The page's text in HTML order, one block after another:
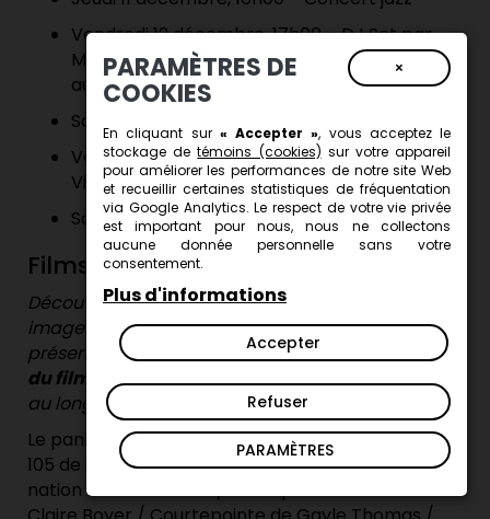
Vendredi 12 décembre, 17h00 – DJ Set par
Mercedes Morin, artisane et DJ, à découvrir
au kiosque #321
Samedi 13 décembre, 14h00 – Concert jazz
Vendredi 19 décembre, 17h00 – DJ Set par
Vinny Bombay
Samedi 20 décembre, 14h00 – Concert jazz
Films
Découvrez un programme de films qui mettent en
images la matière, le geste et la transmission,
présenté en collaboration avec l’Office national
du film du Canada(ONF). À voir en continu tout
au long du Salon!
Le panier de Alanis Obomsawin / Reportages nº
105 de Georges Ayotte / Le coeur battant d’une
nation de Eric Janvier / Le coq de clocher de
×
PARAMÈTRES DE
COOKIES
En cliquant sur « Accepter », vous acceptez le
stockage detémoins (cookies) sur votre appareil
pour améliorer les performances de notre site Web
et recueillir certaines statistiques de fréquentation
via Google Analytics. Le respect de votre vie privée
est important pour nous, nous ne collectons
aucune donnée personnelle sans votre
consentement.
Plus d'informations
Accepter
Refuser
PARAMÈTRES